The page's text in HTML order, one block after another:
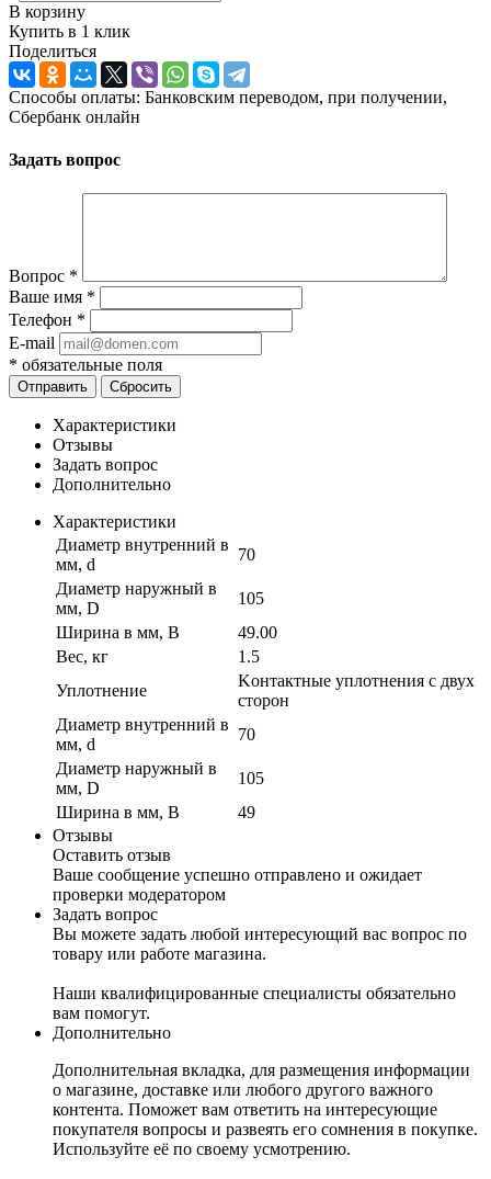
В корзину
Купить в 1 клик
Поделиться
Способы оплаты: Банковским переводом, при получении,
Сбербанк онлайн
Задать вопрос
Вопрос *
Ваше имя *
Телефон *
E-mail
* обязательные поля
Отправить Сбросить
Характеристики
Отзывы
Задать вопрос
Дополнительно
Характеристики
Диаметр внутренний в
мм, d
70
Диаметр наружный в
мм, D
105
Ширина в мм, B
49.00
Вес, кг
1.5
Уплотнение
Kонтактные уплотнения с двух
сторон
Диаметр внутренний в
мм, d
70
Диаметр наружный в
мм, D
105
Ширина в мм, B
49
Отзывы
Оставить отзыв
Ваше сообщение успешно отправлено и ожидает
проверки модератором
Задать вопрос
Вы можете задать любой интересующий вас вопрос по
товару или работе магазина.
Наши квалифицированные специалисты обязательно
вам помогут.
Дополнительно
Дополнительная вкладка, для размещения информации
о магазине, доставке или любого другого важного
контента. Поможет вам ответить на интересующие
покупателя вопросы и развеять его сомнения в покупке.
Используйте её по своему усмотрению.